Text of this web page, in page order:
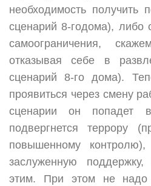
необходимость получить
сценарий 8-годома), либо
самоограничения,
отказывая себе в
сценарий 8-го дома).
проявиться через смену
сценарии он попадет
подвергнется террору
повышенному
заслуженную
этим. При этом не надо